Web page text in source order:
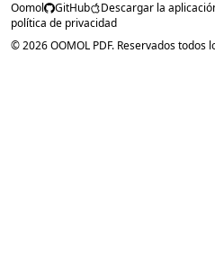
Oomol GitHub Descargar la
política de privacidad
© 2026 OOMOL PDF. Reservados todos